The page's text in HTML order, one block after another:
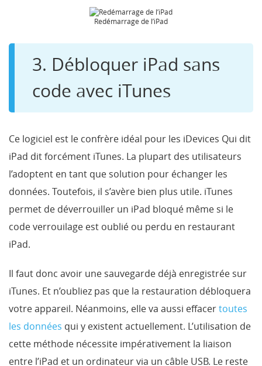
Redémarrage de l’iPad
3. Débloquer iPad sans
code avec iTunes
Ce logiciel est le confrère idéal pour les iDevices Qui dit
iPad dit forcément iTunes. La plupart des utilisateurs
l’adoptent en tant que solution pour échanger les
données. Toutefois, il s’avère bien plus utile. iTunes
permet de déverrouiller un iPad bloqué même si le
code verrouilage est oublié ou perdu en restaurant
iPad.
Il faut donc avoir une sauvegarde déjà enregistrée sur
iTunes. Et n’oubliez pas que la restauration débloquera
votre appareil. Néanmoins, elle va aussi effacertoutes
les données qui y existent actuellement. L’utilisation de
cette méthode nécessite impérativement la liaison
entre l’iPad et un ordinateur via un câble USB. Le reste